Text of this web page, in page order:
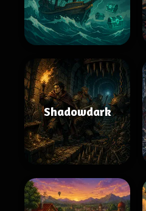
Shadowdark